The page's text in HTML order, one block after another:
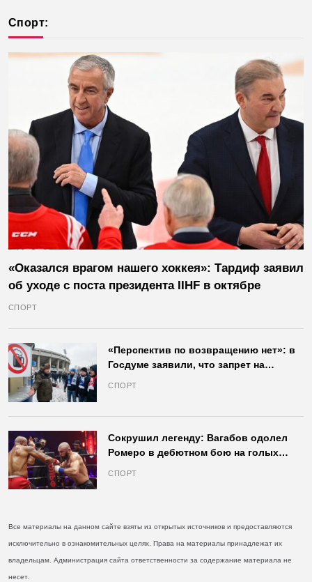
Спорт:
«Оказался врагом нашего хоккея»: Тардиф заявил
об уходе с поста президента IIHF в октябре
СПОРТ
«Перспектив по возвращению нет»: в
Госдуме заявили, что запрет на
СПОРТ
Сокрушил легенду: Вагабов одолел
Ромеро в дебютном бою на голых
СПОРТ
Все материалы на данном сайте взяты из открытых источников и предоставляются
исключительно в ознакомительных целях. Права на материалы принадлежат их
владельцам. Администрация сайта ответственности за содержание материала не
несет.